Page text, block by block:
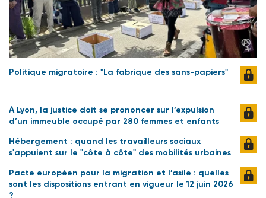
Politique migratoire : "La fabrique des sans-papiers"
À Lyon, la justice doit se prononcer sur l’expulsion
d’un immeuble occupé par 280 femmes et enfants
Hébergement : quand les travailleurs sociaux
s'appuient sur le "côte à côte" des mobilités urbaines
Pacte européen pour la migration et l’asile : quelles
sont les dispositions entrant en vigueur le 12 juin 2026
?